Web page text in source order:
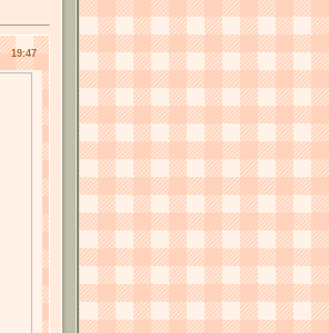
19:47